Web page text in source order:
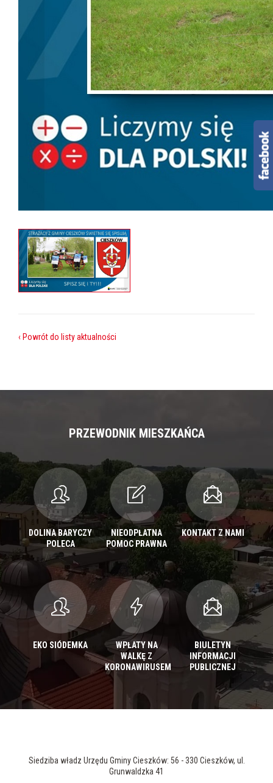
‹ Powrót do listy aktualności
PRZEWODNIK MIESZKAŃCA
DOLINA BARYCZY
POLECA
NIEODPŁATNA
POMOC PRAWNA
KONTAKT Z NAMI
EKO SIÓDEMKA
WPŁATY NA
WALKĘ Z
KORONAWIRUSEM
BIULETYN
INFORMACJI
PUBLICZNEJ
Siedziba władz Urzędu Gminy Cieszków: 56 - 330 Cieszków, ul.
Grunwaldzka 41